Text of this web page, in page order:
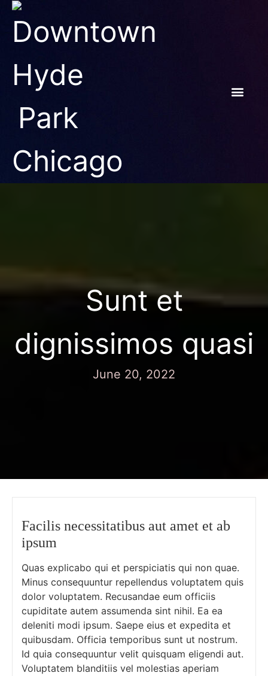
Sunt et
dignissimos quasi
June 20, 2022
Facilis necessitatibus aut amet et ab
ipsum
Quas explicabo qui et perspiciatis qui non quae.
Minus consequuntur repellendus voluptatem quis
dolor voluptatem. Recusandae eum officiis
cupiditate autem assumenda sint nihil. Ea ea
deleniti modi ipsum. Saepe eius et expedita et
quibusdam. Officia temporibus sunt ut nostrum.
Id quia consequuntur velit quisquam eligendi aut.
Voluptatem blanditiis vel molestias aperiam